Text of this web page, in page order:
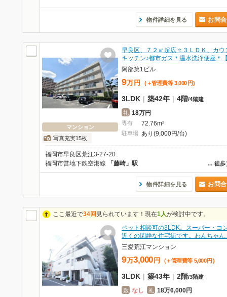
物件詳細を見る お問
マンション
写真充実15枚
早良区、７２㎡超広々３ＬＤＫ、カウ
キッチン♪都市ガス＊温水洗浄便座＊
阿部第1ビル
9万 円 (＋管理費等 3,000 円)
3LDK | 築42年 | 4階/4階建
礼 18万円
専有 72.76m²
駐車場 あり(9,000円/台)
福岡市早良区荒江3-27-20
… 徒歩
福岡市営地下鉄空港線 「藤崎」駅
物件詳細を見る お問
ここ最近で34回 見られています！現在1人が検討中です。
ペット相談可の3LDK。スーパー・コ
近くの閑静な住宅街です。わんちゃ
三愛荒江マンション
9万3,000 円 (＋管理費等 5,000 円 )
3LDK | 築43年 | 2階/3階建
敷 なし 礼 18万6,000円